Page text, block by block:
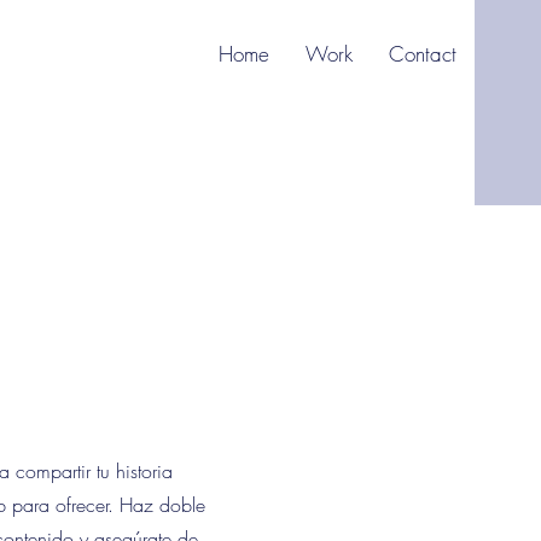
Home Work Contact
compartir tu historia
para ofrecer. Haz doble